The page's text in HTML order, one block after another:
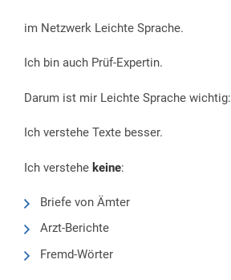
im Netzwerk Leichte Sprache.
Ich bin auch Prüf-Expertin.
Darum ist mir Leichte Sprache wichtig:
Ich verstehe Texte besser.
Ich verstehe keine:
Briefe von Ämter
Arzt-Berichte
Fremd-Wörter